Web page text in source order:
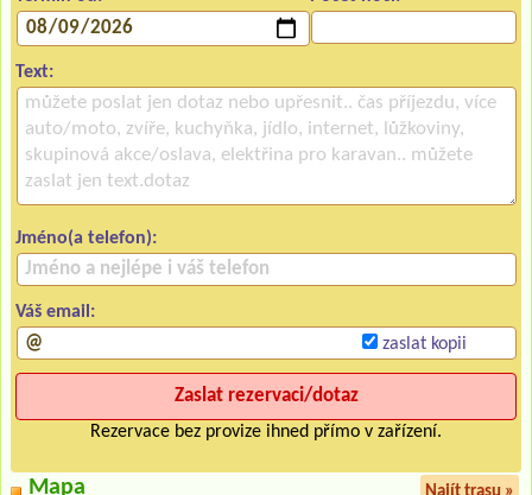
Text:
Jméno(a telefon):
Váš email:
zaslat kopii
Rezervace bez provize ihned přímo v zařízení.
Mapa